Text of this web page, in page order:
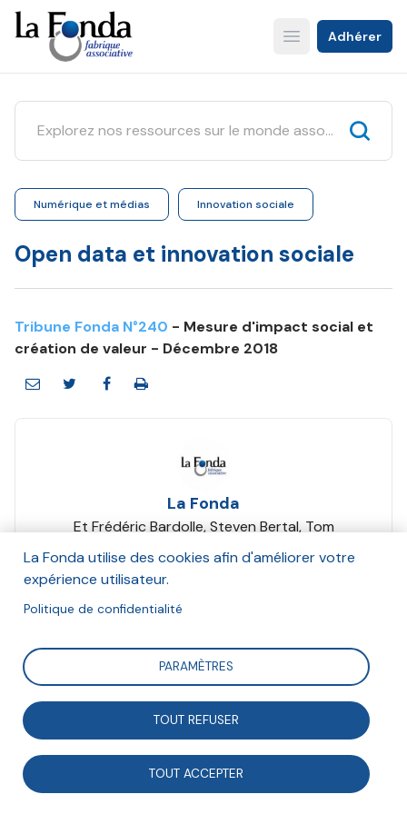
Aller
au
contenu
principal
Open main menu
Adhérer
Numérique et médias Innovation sociale
Open data et innovation sociale
Tribune Fonda N°240 - Mesure d'impact social et
création de valeur - Décembre 2018
La Fonda
Et Frédéric Bardolle, Steven Bertal, Tom
Coquereau, Bénédicte Pachod, Claire Rothiot
entrepreneurs sociaux à développer des projets
innovants ? Synthèse de la rencontre Fond'après du
30 octobre 2018.
La Fonda utilise des cookies afin d'améliorer votre
expérience utilisateur.
Politique de confidentialité
PARAMÈTRES
TOUT REFUSER
TOUT ACCEPTER